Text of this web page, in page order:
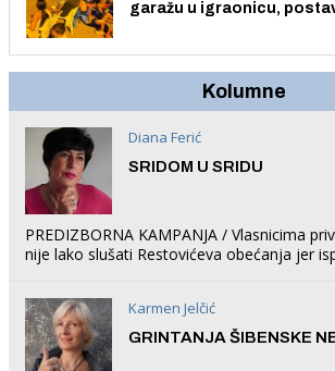
garažu u igraonicu,
Kolumne
Diana Ferić
SRIDOM U SRIDU
PREDIZBORNA KAMPANJA / Vlasnicima
nije lako slušati Restovićeva obećanja jer
Karmen Jelčić
GRINTANJA ŠIBENSKE